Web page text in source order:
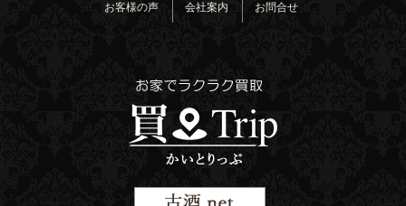
お客様の声 会社案内 お問合せ